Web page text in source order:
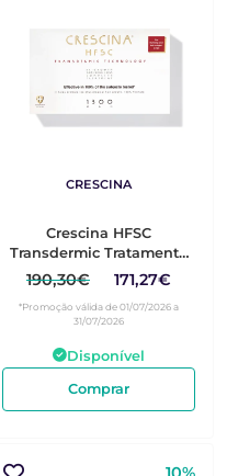
CRESCINA
Crescina HFSC
Transdermic Tratamento
Completo para Homem
1300 10+10
190,30€ 171,27€
*Promoção válida de 01/07/2026 a
31/07/2026
Disponível
Comprar